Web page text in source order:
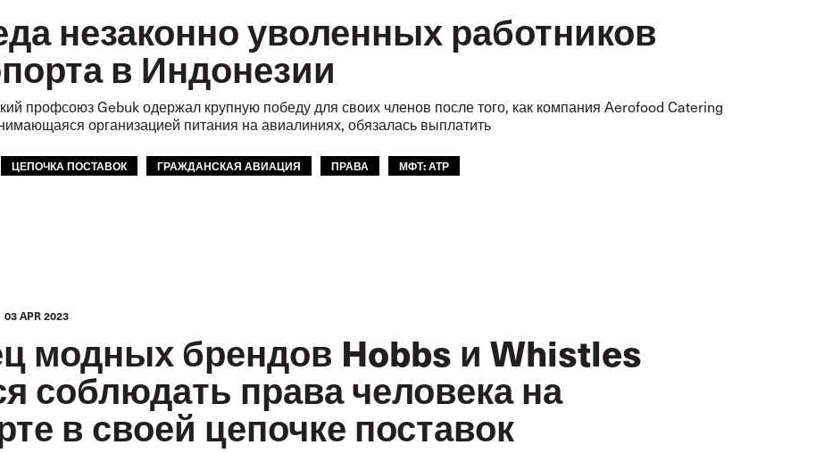
незаконно уволенных работников
в Индонезии
профсоюз Gebuk одержал крупную победу для своих членов после того, как компания Aerofood Catering
организацией питания на авиалиниях, обязалась выплатить
ЦЕПОЧКА ПОСТАВОК ГРАЖДАНСКАЯ АВИАЦИЯ ПРАВА МФТ: АТР
03 APR 2023
модных брендов Hobbs и Whistles
соблюдать права человека на
в своей цепочке поставок